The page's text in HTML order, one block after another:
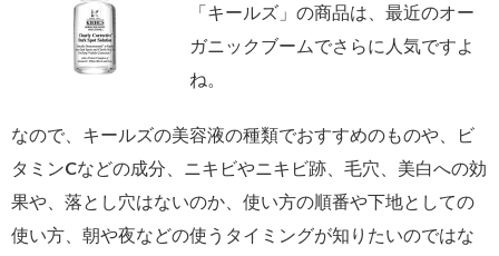
「キールズ」の商品は、最近のオー
ガニックブームでさらに人気ですよ
ね。
なので、キールズの美容液の種類でおすすめのものや、ビ
タミンCなどの成分、ニキビやニキビ跡、毛穴、美白への効
果や、落とし穴はないのか、使い方の順番や下地としての
使い方、朝や夜などの使うタイミングが知りたいのではな